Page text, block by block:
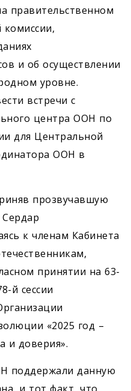
правительственном
и об осуществлении
уровне.
встречи с
центра ООН по
для Центральной
ООН в
прозвучавшую
к членам Кабинета
принятии на 63-
й сессии
«2025 год –
и доверия».
поддержали данную